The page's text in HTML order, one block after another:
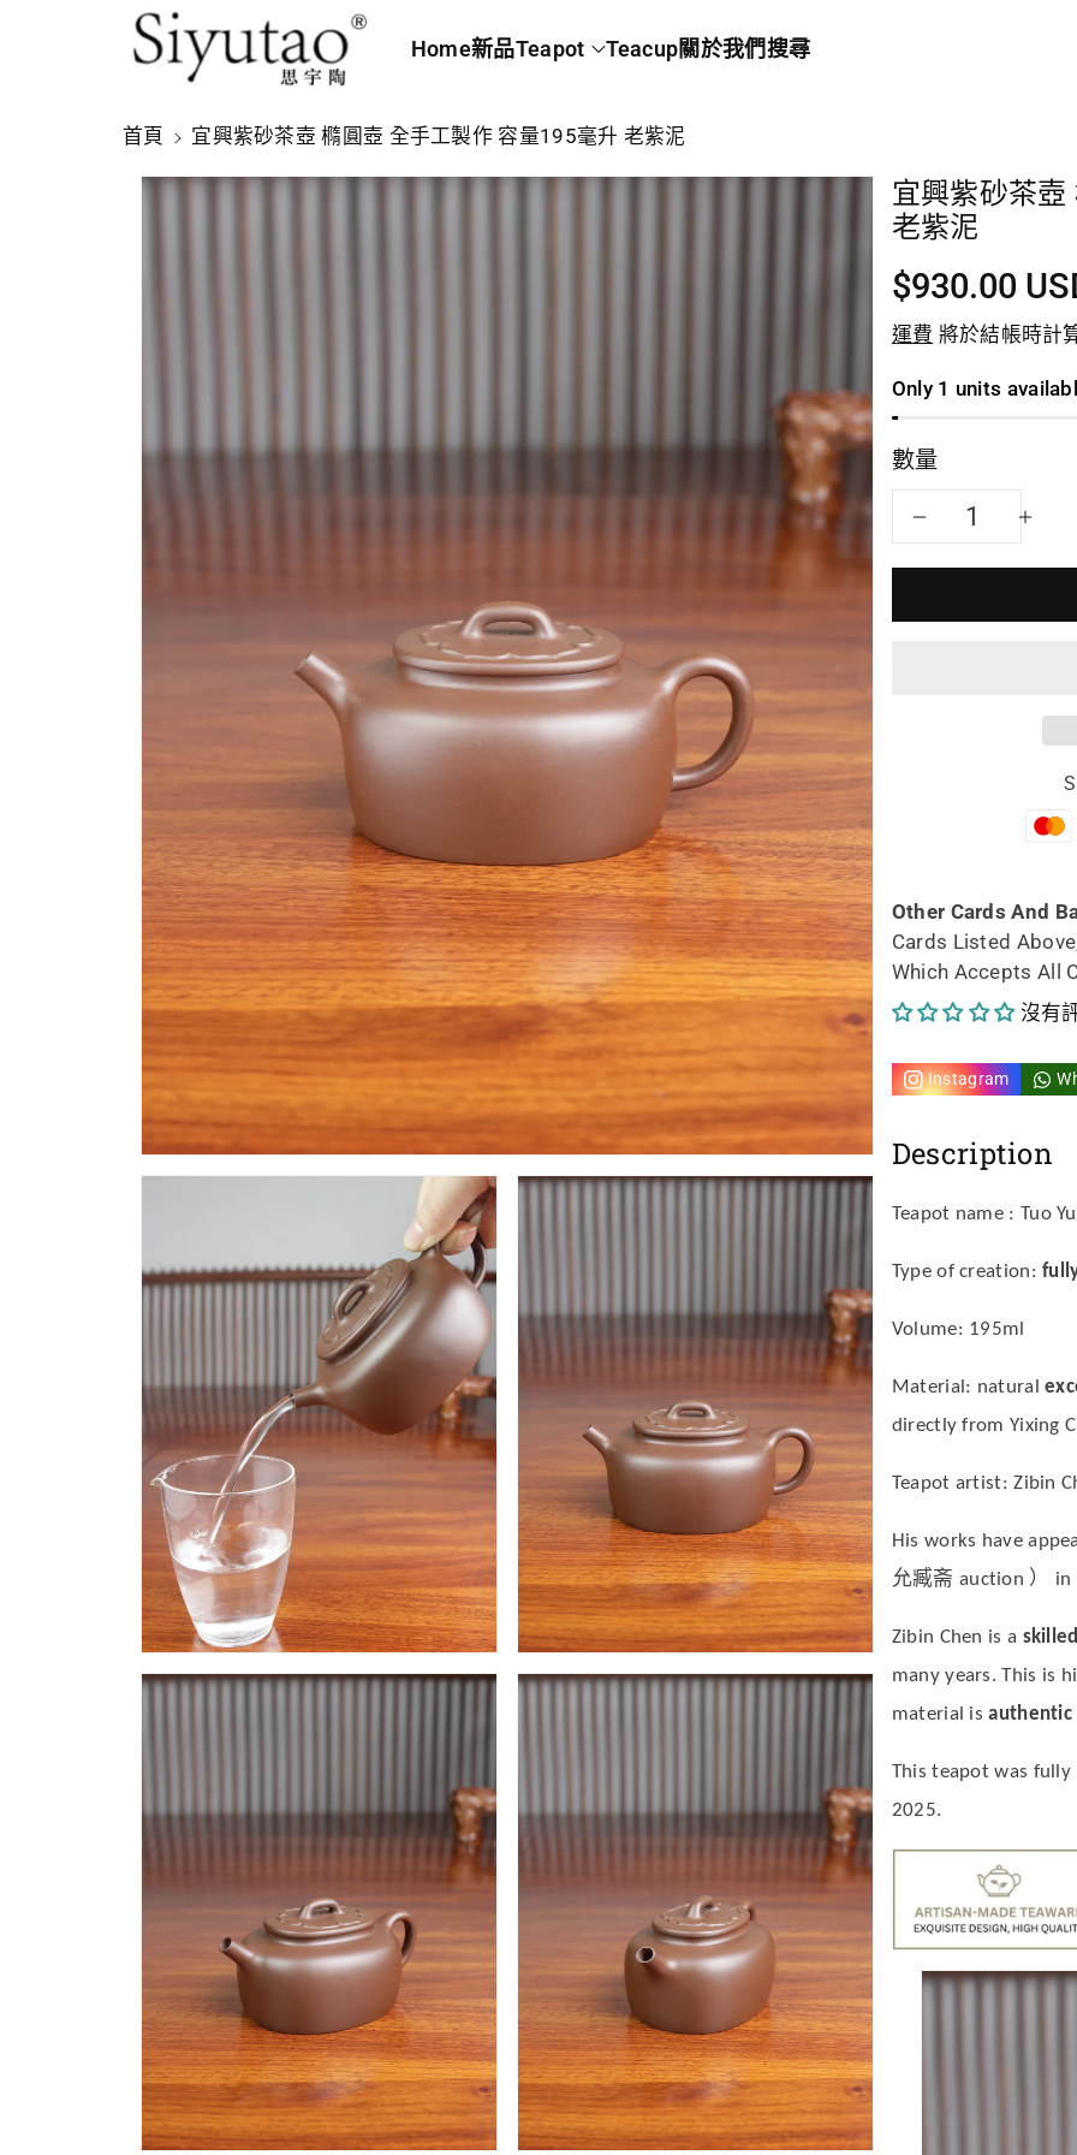
Home新品Teapot Teacup關於我們搜尋
首頁 宜興紫砂茶壺 橢圓壺 全手工製作 容量195毫升 老紫泥
過
產
宜興紫砂茶
老紫泥
$930.00
運費 將於結帳時計
Only 1 units
數量
減
壺
橢
圓
壺
全
手
工
製
作
量
195
升
老
紫
泥
的
紫
壺
橢
圓
壺
全
手
工
製
量
升
老
紫
泥
的
Other Cards And
Cards Listed
Which Accepts All
沒有
Instagram
Description
Teapot name : Tuo
Type of creation:
Volume: 195ml
Material: natural
directly from Yixing
Teapot artist:Zibin
His works have
允臧斋 auction ） in
Zibin Chen is a
many years. This is
material is authentic
This teapot was fully
2025.